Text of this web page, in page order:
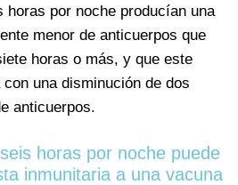
horas por noche producían una
menor de anticuerpos que
horas o más, y que este
una disminución de dos
anticuerpos.
horas por noche puede
inmunitaria a una vacuna